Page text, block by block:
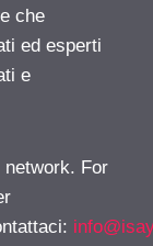
che
ed esperti
e
For
: